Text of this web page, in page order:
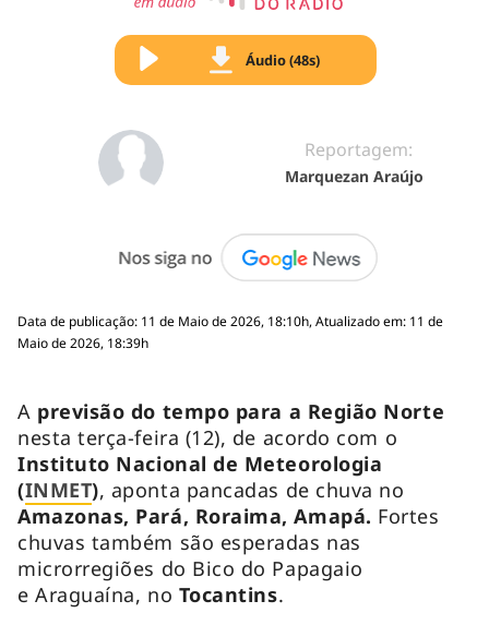
Áudio (48s)
Reportagem:
Marquezan Araújo
Data de publicação: 11 de Maio de 2026, 18:10h, Atualizado em: 11 de
Maio de 2026, 18:39h
A previsão do tempo para a Região Norte
nesta terça-feira (12), de acordo com o
Instituto Nacional de Meteorologia
(INMET), aponta pancadas de chuva no
Amazonas, Pará, Roraima, Amapá. Fortes
chuvas também são esperadas nas
microrregiões do Bico do Papagaio
e Araguaína, no Tocantins.